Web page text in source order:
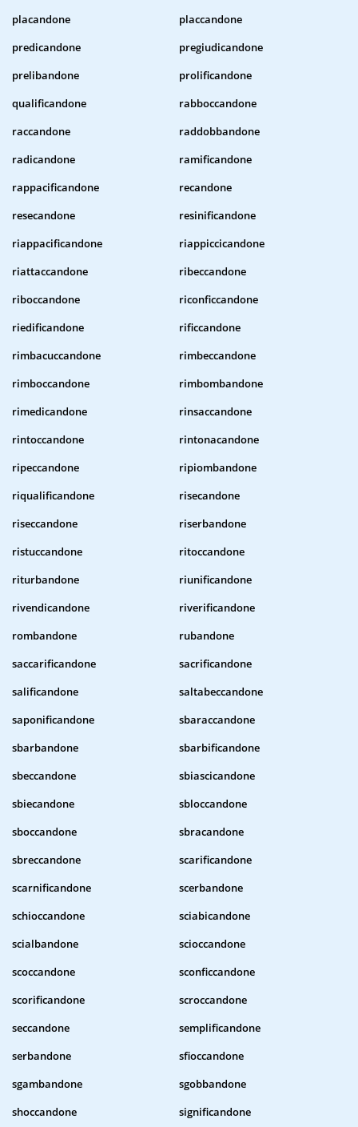
placandone
placcandone
predicandone
pregiudicandone
prelibandone
prolificandone
qualificandone
rabboccandone
raccandone
raddobbandone
radicandone
ramificandone
rappacificandone
recandone
resecandone
resinificandone
riappacificandone
riappiccicandone
riattaccandone
ribeccandone
riboccandone
riconficcandone
riedificandone
rificcandone
rimbacuccandone
rimbeccandone
rimboccandone
rimbombandone
rimedicandone
rinsaccandone
rintoccandone
rintonacandone
ripeccandone
ripiombandone
riqualificandone
risecandone
riseccandone
riserbandone
ristuccandone
ritoccandone
riturbandone
riunificandone
rivendicandone
riverificandone
rombandone
rubandone
saccarificandone
sacrificandone
salificandone
saltabeccandone
saponificandone
sbaraccandone
sbarbandone
sbarbificandone
sbeccandone
sbiascicandone
sbiecandone
sbloccandone
sboccandone
sbracandone
sbreccandone
scarificandone
scarnificandone
scerbandone
schioccandone
sciabicandone
scialbandone
scioccandone
scoccandone
sconficcandone
scorificandone
scroccandone
seccandone
semplificandone
serbandone
sfioccandone
sgambandone
sgobbandone
shoccandone
significandone